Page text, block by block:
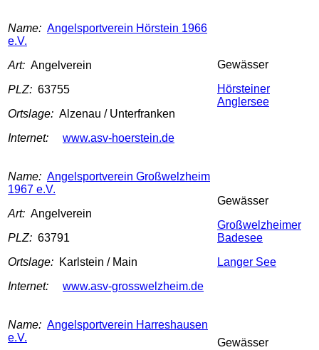
Name: Angelsportverein Hörstein 1966
e.V.
Art: Angelverein
PLZ: 63755
Ortslage: Alzenau / Unterfranken
Internet:
www.asv-hoerstein.de
Gewässer
Hörsteiner
Anglersee
Name: Angelsportverein Großwelzheim
1967 e.V.
Art: Angelverein
PLZ: 63791
Ortslage: Karlstein / Main
Internet:
www.asv-grosswelzheim.de
Gewässer
Großwelzheimer
Badesee
Langer See
Name: Angelsportverein Harreshausen
e.V.
Gewässer